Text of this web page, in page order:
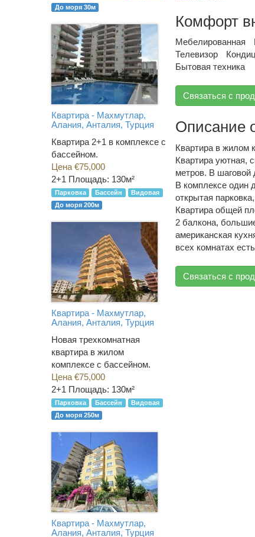
Комфорт
Мебелированная
Телевизор
Бытовая техника
Связаться с
Описание
Квартира в жилом
Квартира уютная,
метров. В шаговой
В комплексе один
открытая
Квартира общей
2 балкона,
американская
всех комнатах
Связаться с
До моря 30м
Квартира - Махмутлар,
Алания, Анталия, Турция
Квартира 2+1 в комплексе с
бассейном.
Цена €75,000
2+1 Площадь: 130м²
Парковка Бассейн
Видовая
До моря 200м
Квартира - Махмутлар,
Алания, Анталия, Турция
Новая трехкомнатная
квартира в жилом
комплексе с бассейном.
Цена €75,000
2+1 Площадь: 130м²
Парковка Бассейн
Видовая
До моря 250м
Квартира - Махмутлар,
Алания, Анталия, Турция